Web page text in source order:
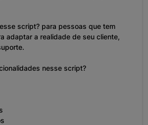
script? para pessoas que tem
adaptar a realidade de seu cliente,
nesse script?